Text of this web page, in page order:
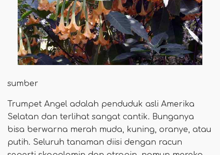
sumber
Trumpet Angel adalah penduduk asli Amerika
Selatan dan terlihat sangat cantik. Bunganya
bisa berwarna merah muda, kuning, oranye, atau
putih. Seluruh tanaman diisi dengan racun